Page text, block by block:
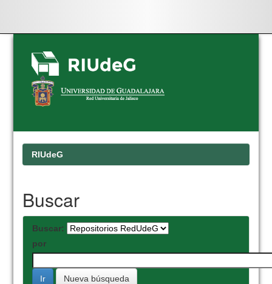
Skip
navigation
RIUdeG
Buscar
Buscar:
por
Nueva búsqueda